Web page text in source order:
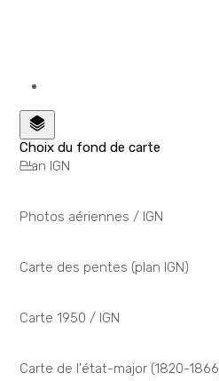
Choix du fond de carte
Plan IGN
Photos aériennes / IGN
Carte des pentes (plan IGN)
Carte 1950 / IGN
Carte de l'état-major (1820-